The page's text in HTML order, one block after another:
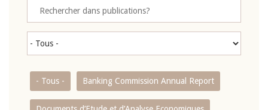
- Tous - Banking Commission Annual Report